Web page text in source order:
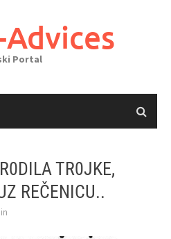
Portal
TR0JKE,
REČENICU..